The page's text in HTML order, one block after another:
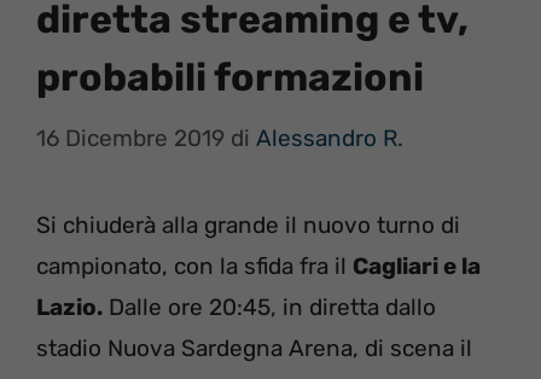
diretta streaming e tv,
probabili formazioni
16 Dicembre 2019 di Alessandro R.
Si chiuderà alla grande il nuovo turno di
campionato, con la sfida fra il Cagliari e la
Lazio. Dalle ore 20:45, in diretta dallo
stadio Nuova Sardegna Arena, di scena il